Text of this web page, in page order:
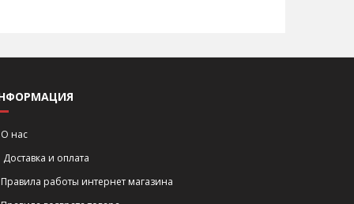
О нас
Доставка и оплата
Правила работы интернет магазина